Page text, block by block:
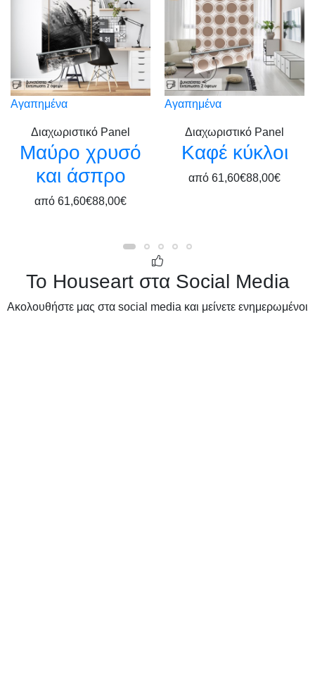
Αγαπημένα
Διαχωριστικό Panel
Μαύρο χρυσό
και άσπρο
από 61,60€88,00€
Αγαπημένα
Διαχωριστικό Panel
Καφέ κύκλοι
από 61,60€88,00€
Το Houseart στα Social Media
Ακολουθήστε μας στα social media και μείνετε ενημερωμένοι